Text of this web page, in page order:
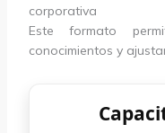
corporativa
Este formato
conocimientos y